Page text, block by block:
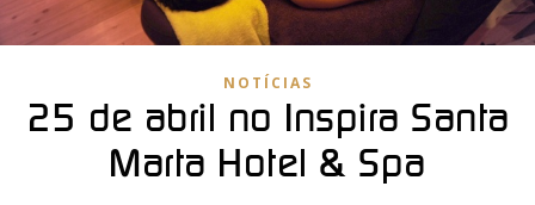
NOTÍCIAS
25 de abril no Inspira Santa
Marta Hotel & Spa